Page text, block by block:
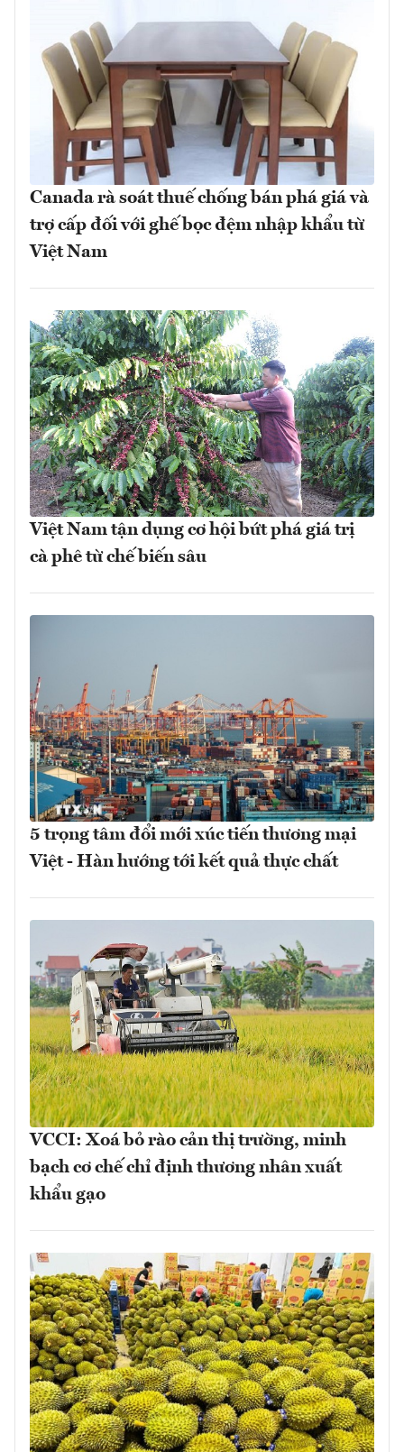
Canada rà soát thuế chống bán phá giá và
trợ cấp đối với ghế bọc đệm nhập khẩu từ
Việt Nam
Việt Nam tận dụng cơ hội bứt phá giá trị
cà phê từ chế biến sâu
5 trọng tâm đổi mới xúc tiến thương mại
Việt - Hàn hướng tới kết quả thực chất
VCCI: Xoá bỏ rào cản thị trường, minh
bạch cơ chế chỉ định thương nhân xuất
khẩu gạo